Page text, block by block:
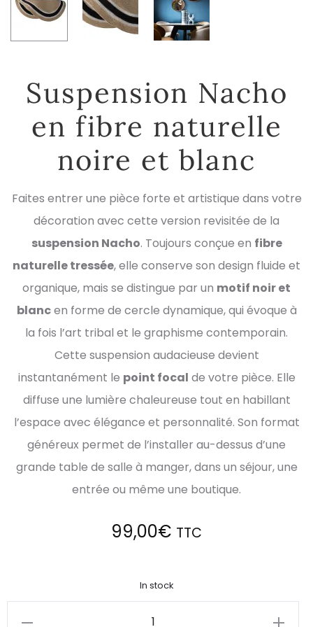
Suspension Nacho
en fibre naturelle
noire et blanc
Faites entrer une pièce forte et artistique dans votre
décoration avec cette version revisitée de la
suspension Nacho. Toujours conçue en fibre
naturelle tressée, elle conserve son design fluide et
organique, mais se distingue par un motif noir et
blancen forme de cercle dynamique, qui évoque à
la fois l’art tribal et le graphisme contemporain.
Cette suspension audacieuse devient
instantanément le point focal de votre pièce. Elle
diffuse une lumière chaleureuse tout en habillant
l’espace avec élégance et personnalité. Son format
généreux permet de l’installer au-dessus d’une
grande table de salle à manger, dans un séjour, une
entrée ou même une boutique.
99,00€ TTC
In stock